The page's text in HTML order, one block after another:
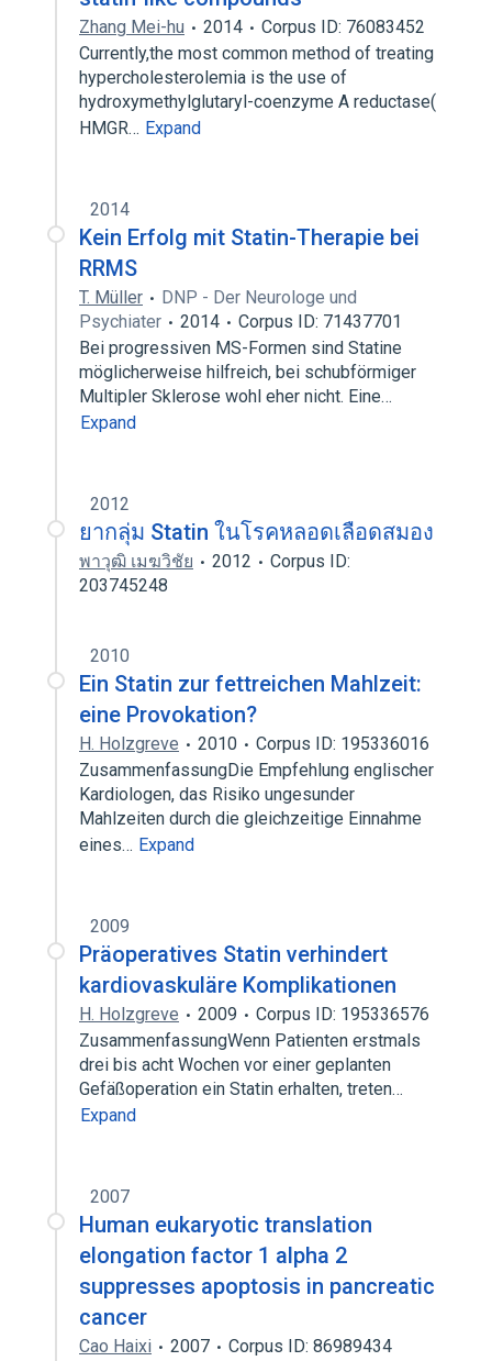
Zhang Mei-hu 2014
Corpus ID: 76083452
Currently,the most common method of treating
hypercholesterolemia is the use of
hydroxymethylglutaryl-coenzyme A reductase(
HMGR… Expand
2014
Kein Erfolg mit Statin-Therapie bei
RRMS
T. Müller
DNP - Der Neurologe und
Psychiater
2014
Corpus ID: 71437701
Bei progressiven MS-Formen sind Statine
möglicherweise hilfreich, bei schubförmiger
Multipler Sklerose wohl eher nicht. Eine…
Expand
2012
ยากลุ่ม Statin ในโรคหลอดเลือดสมอง
พาวุฒิ เมฆวิชัย 2012
Corpus ID:
203745248
2010
Ein Statin zur fettreichen Mahlzeit:
eine Provokation?
H. Holzgreve 2010
Corpus ID: 195336016
ZusammenfassungDie Empfehlung englischer
Kardiologen, das Risiko ungesunder
Mahlzeiten durch die gleichzeitige Einnahme
eines… Expand
2009
Präoperatives Statin verhindert
kardiovaskuläre Komplikationen
H. Holzgreve 2009
Corpus ID: 195336576
ZusammenfassungWenn Patienten erstmals
drei bis acht Wochen vor einer geplanten
Gefäßoperation ein Statin erhalten, treten…
Expand
2007
Human eukaryotic translation
elongation factor 1 alpha 2
suppresses apoptosis in pancreatic
cancer
Cao Haixi 2007
Corpus ID: 86989434